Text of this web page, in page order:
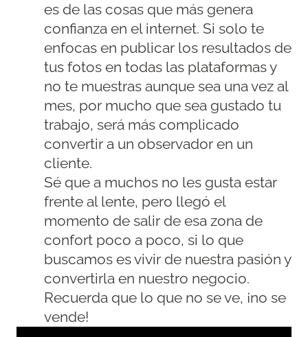
es de las cosas que más genera
confianza en el internet. Si solo te
enfocas en publicar los resultados de
tus fotos en todas las plataformas y
no te muestras aunque sea una vez al
mes, por mucho que sea gustado tu
trabajo, será más complicado
convertir a un observador en un
cliente.
Sé que a muchos no les gusta estar
frente al lente, pero llegó el
momento de salir de esa zona de
confort poco a poco, si lo que
buscamos es vivir de nuestra pasión y
convertirla en nuestro negocio.
Recuerda que lo que no se ve, ¡no se
vende!